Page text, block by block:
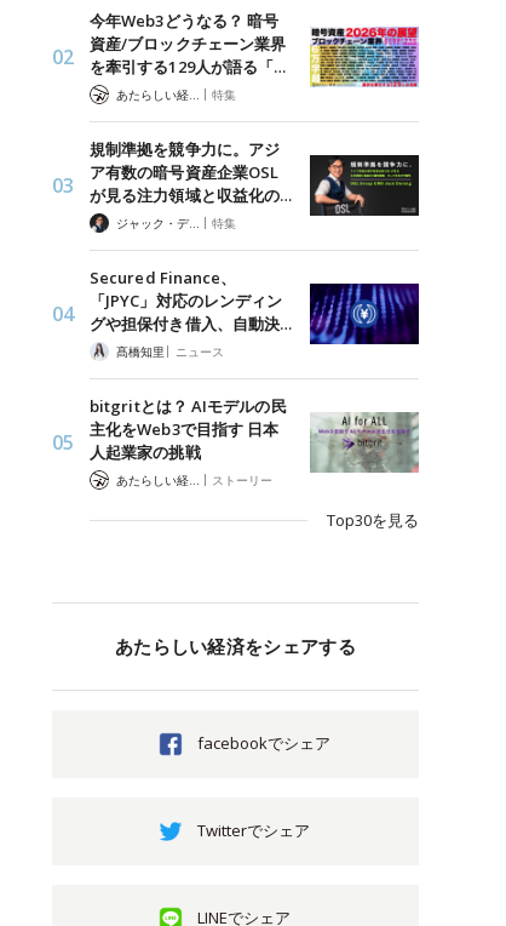
今年Web3どうなる？ 暗号
資産/ブロックチェーン業界
を牽引する129人が語る「…
| 特集
規制準拠を競争力に。アジ
ア有数の暗号資産企業OSL
が見る注力領域と収益化の…
ジャック・デロン（Jack Derong） | 特集
Secured Finance、
「JPYC」対応のレンディン
グや担保付き借入、自動決…
髙橋知里 | ニュース
bitgritとは？ AIモデルの民
主化をWeb3で目指す 日本
人起業家の挑戦
| ストーリー
Top30を見る
あたらしい経済をシェアする
facebookでシェア
Twitterでシェア
LINEでシェア